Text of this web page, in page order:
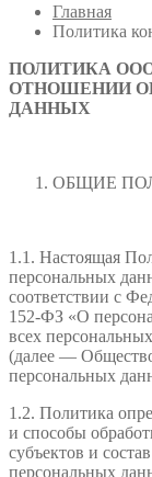
Главная
Политика
ПОЛИТИКА
ОТНОШЕНИИ
ДАННЫХ
ОБЩИЕ
1.1. Настоящая
персональных
соответствии с
152-ФЗ «О
всех
(далее —
персональных
1.2. Политика
и способы
субъектов и
персональных